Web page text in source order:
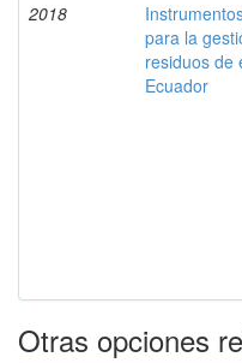
2018
para la
residuos de
Ecuador
Otras opciones